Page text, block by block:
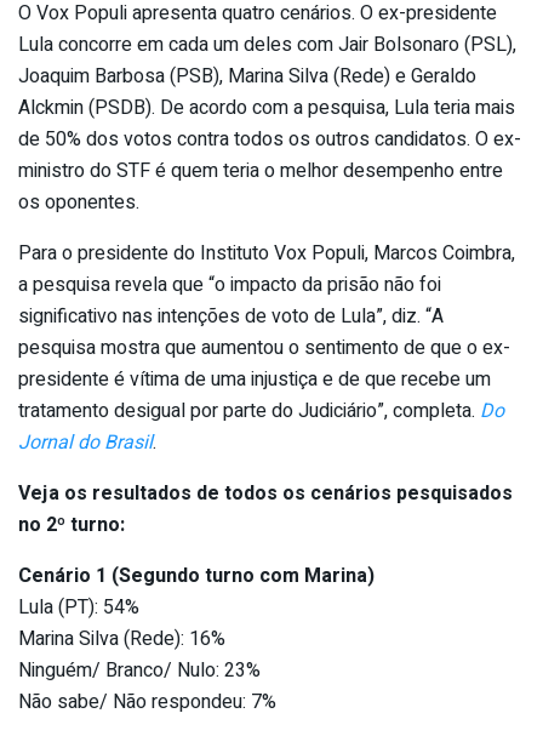
O Vox Populi apresenta quatro cenários. O ex-presidente
Lula concorre em cada um deles com Jair Bolsonaro (PSL),
Joaquim Barbosa (PSB), Marina Silva (Rede) e Geraldo
Alckmin (PSDB). De acordo com a pesquisa, Lula teria mais
de 50% dos votos contra todos os outros candidatos. O ex-
ministro do STF é quem teria o melhor desempenho entre
os oponentes.
Para o presidente do Instituto Vox Populi, Marcos Coimbra,
a pesquisa revela que “o impacto da prisão não foi
significativo nas intenções de voto de Lula”, diz. “A
pesquisa mostra que aumentou o sentimento de que o ex-
presidente é vítima de uma injustiça e de que recebe um
tratamento desigual por parte do Judiciário”, completa. Do
Jornal do Brasil.
Veja os resultados de todos os cenários pesquisados
no 2º turno:
Cenário 1 (Segundo turno com Marina)
Lula (PT): 54%
Marina Silva (Rede): 16%
Ninguém/ Branco/ Nulo: 23%
Não sabe/ Não respondeu: 7%